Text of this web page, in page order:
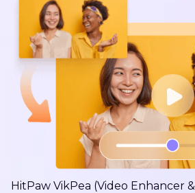
HitPaw VikPea (Video Enhancer